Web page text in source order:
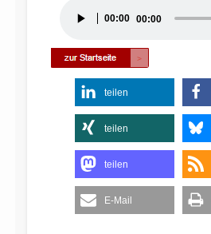
Player
00:00 00:00
teilen
teilen
teilen
E-Mail